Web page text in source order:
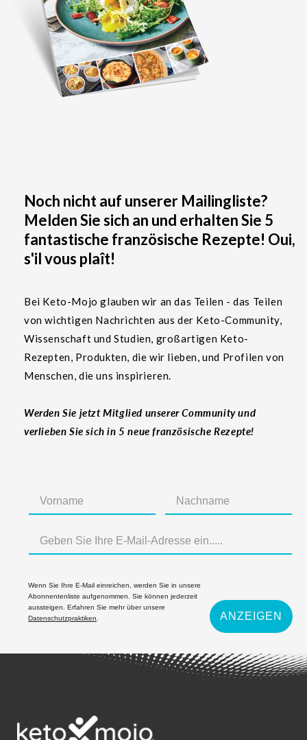
Noch nicht auf unserer Mailingliste?
Melden Sie sich an und erhalten Sie 5
fantastische französische Rezepte! Oui,
s'il vous plaît!
Bei Keto-Mojo glauben wir an das Teilen - das Teilen
von wichtigen Nachrichten aus der Keto-Community,
Wissenschaft und Studien, großartigen Keto-
Rezepten, Produkten, die wir lieben, und Profilen von
Menschen, die uns inspirieren.
Werden Sie jetzt Mitglied unserer Community und
verlieben Sie sich in 5 neue französische Rezepte!
Wenn Sie Ihre E-Mail einreichen, werden Sie in unsere
Abonnentenliste aufgenommen. Sie können jederzeit
aussteigen. Erfahren Sie mehr über unsere
Datenschutzpraktiken
ANZEIGEN